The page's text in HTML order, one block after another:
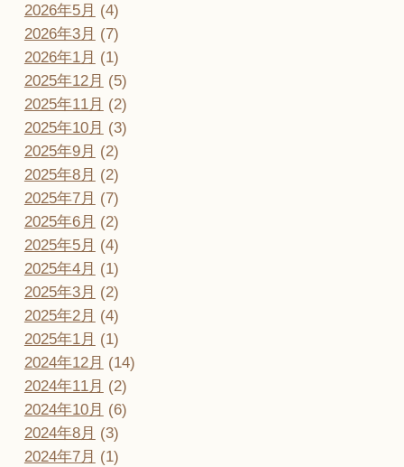
2026年5月 (4)
2026年3月 (7)
2026年1月 (1)
2025年12月 (5)
2025年11月 (2)
2025年10月 (3)
2025年9月 (2)
2025年8月 (2)
2025年7月 (7)
2025年6月 (2)
2025年5月 (4)
2025年4月 (1)
2025年3月 (2)
2025年2月 (4)
2025年1月 (1)
2024年12月 (14)
2024年11月 (2)
2024年10月 (6)
2024年8月 (3)
2024年7月 (1)